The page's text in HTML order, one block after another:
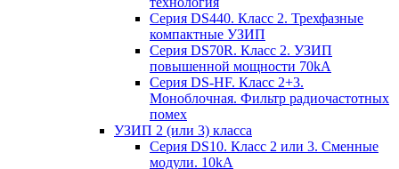
Серия DS440. Класс 2. Трехфазные
компактные УЗИП
Серия DS70R. Класс 2. УЗИП
повышенной мощности 70kA
Серия DS-HF. Класс 2+3.
Моноблочная. Фильтр радиочастотных
помех
УЗИП 2 (или 3) класса
Серия DS10. Класс 2 или 3. Сменные
модули. 10kA